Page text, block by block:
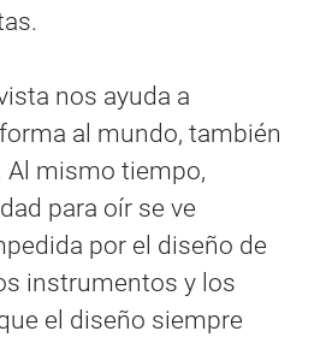
nos ayuda a
al mundo, también
Al mismo tiempo,
para oír se ve
por el diseño de
instrumentos y los
el diseño siempre